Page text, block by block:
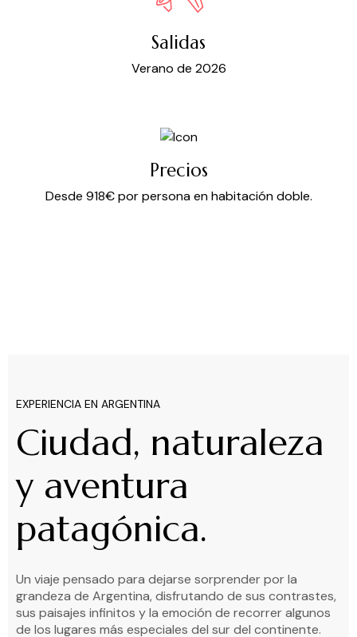
Salidas
Verano de 2026
Precios
Desde 918€ por persona en habitación doble.
EXPERIENCIA EN ARGENTINA
Ciudad, naturaleza
y aventura
patagónica.
Un viaje pensado para dejarse sorprender por la
grandeza de Argentina, disfrutando de sus contrastes,
sus paisajes infinitos y la emoción de recorrer algunos
de los lugares más especiales del sur del continente.